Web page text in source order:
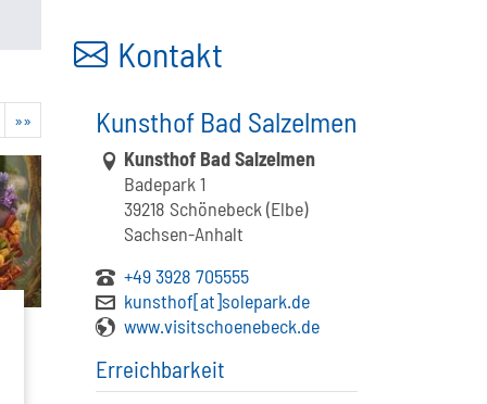
»»
Kontakt
Kunsthof Bad Salzelmen
Link zur Google-Maps Navigation
Kunsthof Bad Salzelmen
Badepark 1
39218 Schönebeck (Elbe)
Sachsen-Anhalt
+49 3928 705555
kunsthof[at]solepark.de
www.visitschoenebeck.de
Erreichbarkeit